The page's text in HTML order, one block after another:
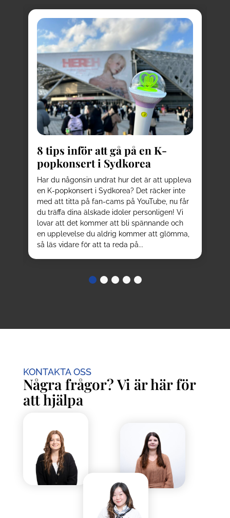
8 tips inför att gå på en K-
popkonsert i Sydkorea
Har du någonsin undrat hur det är att uppleva
en K-popkonsert i Sydkorea? Det räcker inte
med att titta på fan-cams på YouTube, nu får
du träffa dina älskade idoler personligen! Vi
lovar att det kommer att bli spännande och
en upplevelse du aldrig kommer att glömma,
så läs vidare för att ta reda på...
KONTAKTA OSS
Några frågor? Vi är här för
att hjälpa